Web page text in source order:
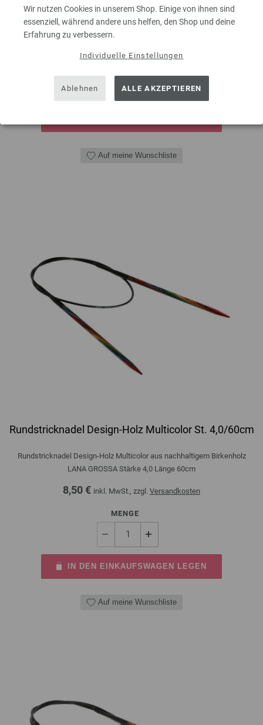
Wir nutzen Cookies in unserem Shop. Einige von ihnen sind
essenziell, während andere uns helfen, den Shop und deine
Erfahrung zu verbessern.
Individuelle Einstellungen
Ablehnen ALLE AKZEPTIEREN
Rundstricknadel Design-Holz Multicolor aus nachhaltigem Birkenholz
LANA GROSSA Stärke 4,0 Länge 40cm
Auf meine Wunschliste
Rundstricknadel Design-Holz Multicolor St. 4,0/60cm
Rundstricknadel Design-Holz Multicolor aus nachhaltigem Birkenholz
LANA GROSSA Stärke 4,0 Länge 60cm
8,50 € inkl. MwSt., zzgl. Versandkosten
MENGE
IN DEN EINKAUFSWAGEN LEGEN
Auf meine Wunschliste